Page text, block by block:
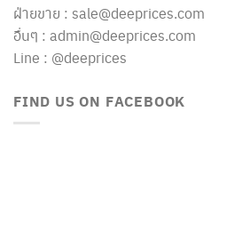
ฝ่ายขาย : sale@deeprices.com
อื่นๆ : admin@deeprices.com
Line : @deeprices
FIND US ON FACEBOOK